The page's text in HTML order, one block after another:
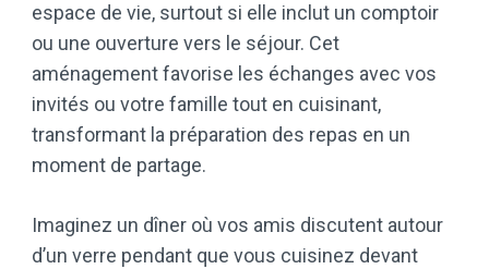
espace de vie, surtout si elle inclut un comptoir
ou une ouverture vers le séjour. Cet
aménagement favorise les échanges avec vos
invités ou votre famille tout en cuisinant,
transformant la préparation des repas en un
moment de partage.
Imaginez un dîner où vos amis discutent autour
d’un verre pendant que vous cuisinez devant